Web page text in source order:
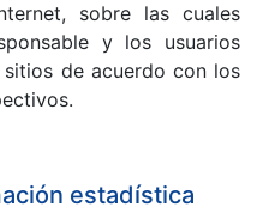
sobre las cuales
y los usuarios
de acuerdo con los
estadística